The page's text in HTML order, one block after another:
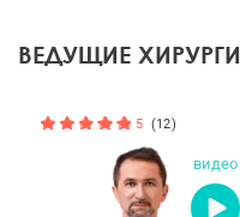
ВЕДУЩИЕ ХИРУРГИ
5 (12)
видео